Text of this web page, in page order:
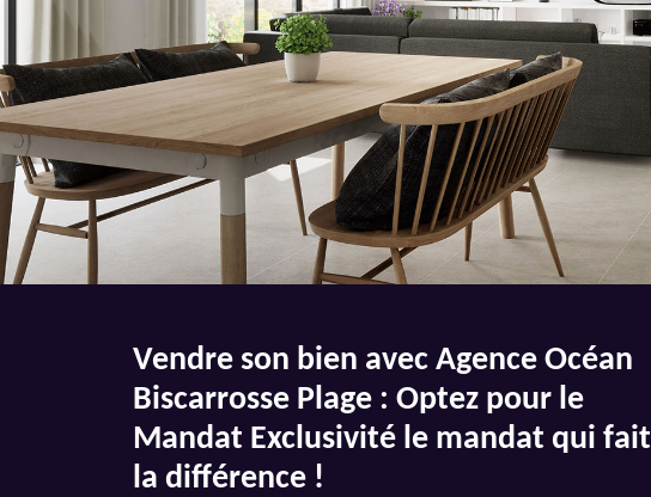
Vendre son bien avec Agence Océan
Biscarrosse Plage : Optez pour le
Mandat Exclusivité le mandat qui fait
la différence !